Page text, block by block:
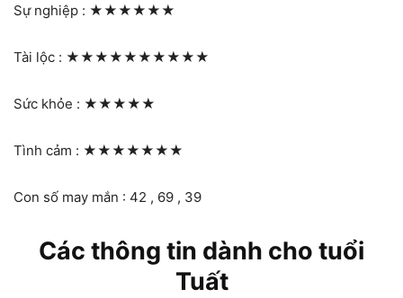
Sự nghiệp : ★★★★★★
Tài lộc : ★★★★★★★★★★
Sức khỏe : ★★★★★
Tình cảm : ★★★★★★★
Con số may mắn : 42 , 69 , 39
Các thông tin dành cho tuổi
Tuất